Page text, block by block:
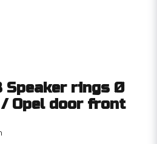
Speaker rings Ø
/ Opel door front